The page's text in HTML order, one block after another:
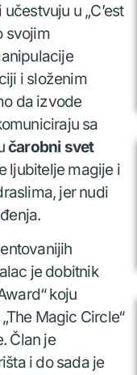
u „C’est
svojim
i složenim
da izvode
sa
čarobni svet
ljubitelje magije i
jer nudi
je dobitnik
koju
Magic Circle“
Član je
i do sada je